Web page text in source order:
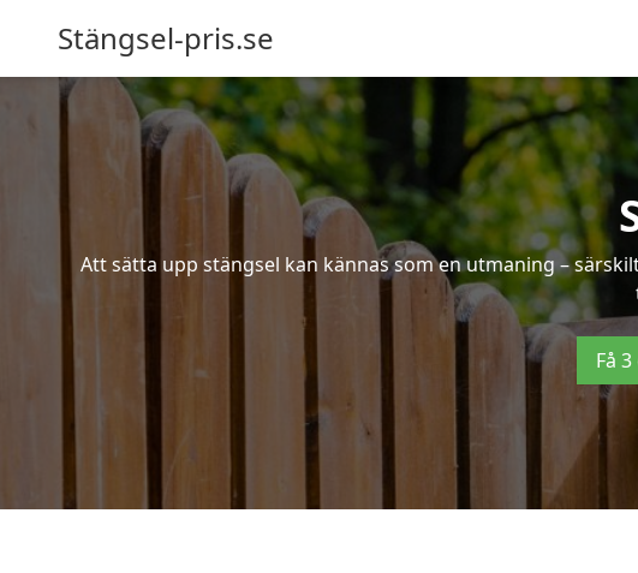
Stängsel-pris.se
Att sätta upp stängsel kan kännas som en utmaning –
Få